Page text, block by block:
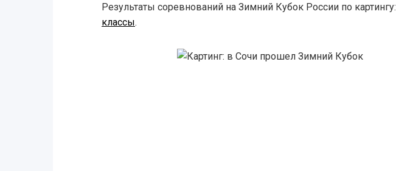
Результаты соревнований на Зимний Кубок России по картингу:
классы.